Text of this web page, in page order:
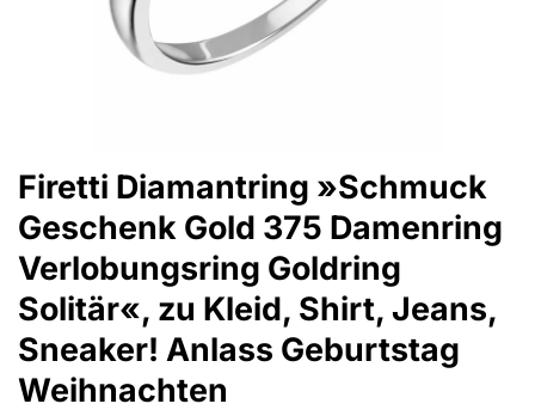
Firetti Diamantring »Schmuck
Geschenk Gold 375 Damenring
Verlobungsring Goldring
Solitär«, zu Kleid, Shirt, Jeans,
Sneaker! Anlass Geburtstag
Weihnachten